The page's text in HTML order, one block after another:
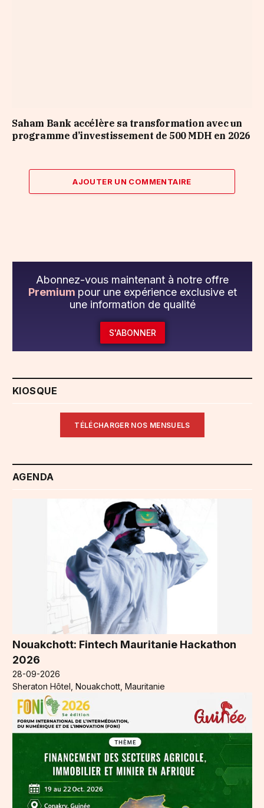
Saham Bank accélère sa transformation avec un
programme d’investissement de 500 MDH en 2026
AJOUTER UN COMMENTAIRE
Abonnez-vous maintenant à notre offre
Premium pour une expérience exclusive et
une information de qualité
S'ABONNER
KIOSQUE
TÉLÉCHARGER NOS MENSUELS
AGENDA
Nouakchott: Fintech Mauritanie Hackathon
2026
28-09-2026
Sheraton Hôtel, Nouakchott, Mauritanie